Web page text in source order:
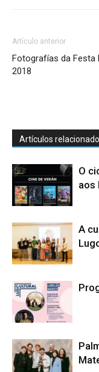
Artículo anterior
Fotografías da Festa
2018
Artículos
O
aos
A